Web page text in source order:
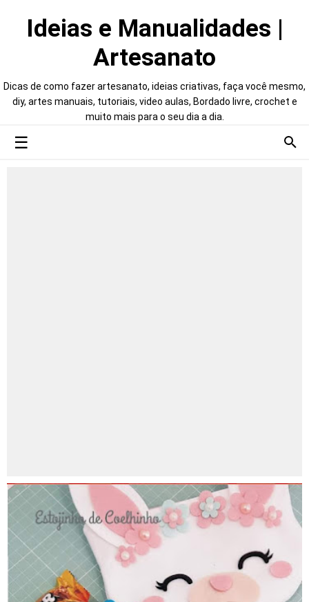
Ideias e Manualidades |
Artesanato
Dicas de como fazer artesanato, ideias criativas, faça você mesmo,
diy, artes manuais, tutoriais, video aulas, Bordado livre, crochet e
muito mais para o seu dia a dia.